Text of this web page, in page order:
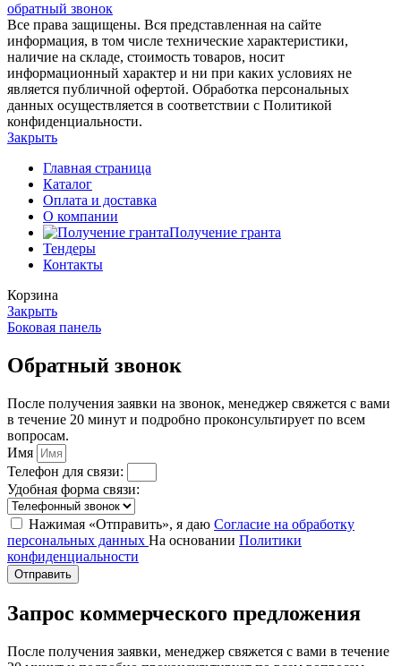
обратный звонок
Все права защищены. Вся представленная на сайте
информация, в том числе технические характеристики,
наличие на складе, стоимость товаров, носит
информационный характер и ни при каких условиях не
является публичной офертой. Обработка персональных
данных осуществляется в соответствии с Политикой
конфиденциальности.
Закрыть
Главная страница
Каталог
Оплата и доставка
О компании
Получение гранта
Тендеры
Контакты
Корзина
Закрыть
Боковая панель
Обратный звонок
После получения заявки на звонок, менеджер свяжется с вами
в течение 20 минут и подробно проконсультирует по всем
вопросам.
Имя
Телефон для связи:
Удобная форма связи:
Нажимая «Отправить», я даю Согласие на обработку
персональных данных На основании Политики
конфиденциальности
Отправить
Запрос коммерческого предложения
После получения заявки, менеджер свяжется с вами в течение